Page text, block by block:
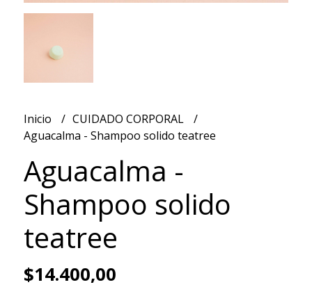
Inicio
CUIDADO CORPORAL
Aguacalma - Shampoo solido teatree
Aguacalma -
Shampoo solido
teatree
$14.400,00